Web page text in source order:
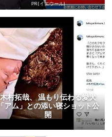
PR(イエウール)
木村拓哉、 温もり伝わる愛犬
アム」との添い寝ショット公
開